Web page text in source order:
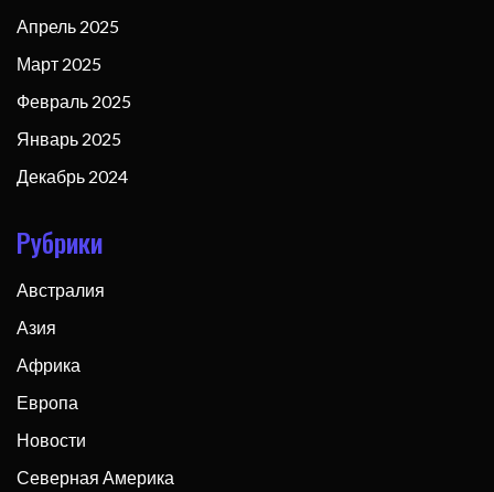
Апрель 2025
Март 2025
Февраль 2025
Январь 2025
Декабрь 2024
Рубрики
Австралия
Азия
Африка
Европа
Новости
Северная Америка